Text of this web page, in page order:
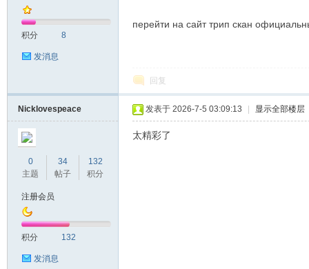
积分 8
发消息
перейти на сайт трип скан
回复
Nicklovespeace
0
主题
34
帖子
132
积分
注册会员
积分 132
发消息
发表于 2026-7-5 03:09:13 显示全部楼层
太精彩了